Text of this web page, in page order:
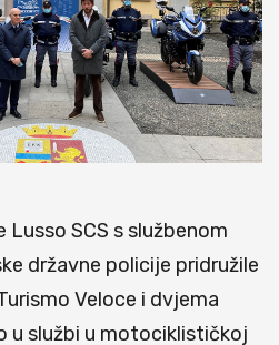
SCS s službenom
državne policije pridružile
Veloce i dvjema
u službi u motociklističkoj